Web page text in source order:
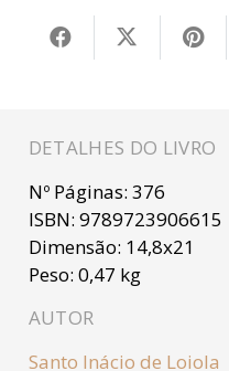
DETALHES DO LIVRO
Nº Páginas: 376
ISBN: 9789723906615
Dimensão: 14,8x21
Peso: 0,47 kg
AUTOR
Santo Inácio de Loiola